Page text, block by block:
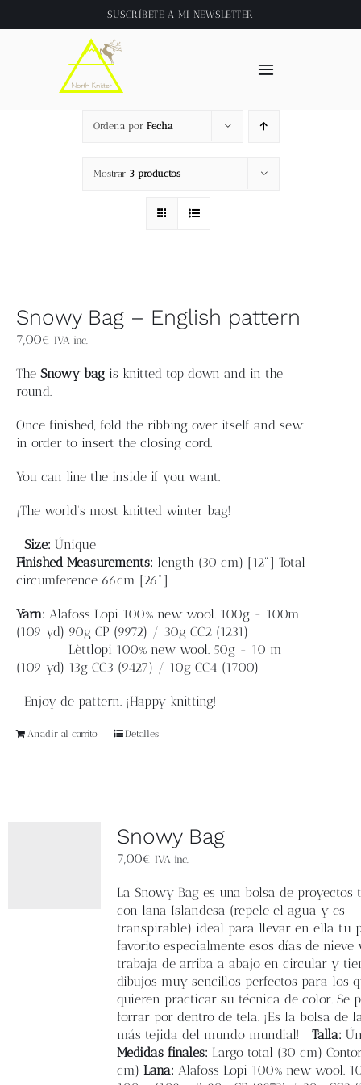
al
SUSCRÍBETE A MI NEWSLETTER
Toggle
About
Tienda
Videos
Carrito
Mi cuenta
Ordena por Fecha
Mostrar 3 productos
Snowy Bag – English pattern
7,00€ IVA inc.
The Snowy bag is knitted top down and in the
round.
Once finished, fold the ribbing over itself and sew
in order to insert the closing cord.
You can line the inside if you want.
¡The world's most knitted winter bag!
Size: Únique
Finished Measurements: length (30 cm) [12"] Total
circumference 66cm [26"]
Yarn: Alafoss Lopi 100% new wool. 100g - 100m
(109 yd) 90g CP (9972) / 30g CC2 (1231)
Lèttlopi 100% new wool. 50g - 10 m
(109 yd) 13g CC3 (9427) / 10g CC4 (1700)
Enjoy de pattern. ¡Happy knitting!
Añadir al carrito Detalles
Snowy Bag
7,00€ IVA inc.
La Snowy Bag es una bolsa de proyectos
con lana Islandesa (repele el agua y es
transpirable) ideal para llevar en ella tu
favorito especialmente esos días de nieve
trabaja de arriba a abajo en circular y
dibujos muy sencillos perfectos para los
quieren practicar su técnica de color. Se
forrar por dentro de tela. ¡Es la bolsa de
más tejida del mundo mundial! Talla:
Medidas finales: Largo total (30 cm)
cm) Lana: Alafoss Lopi 100% new wool.